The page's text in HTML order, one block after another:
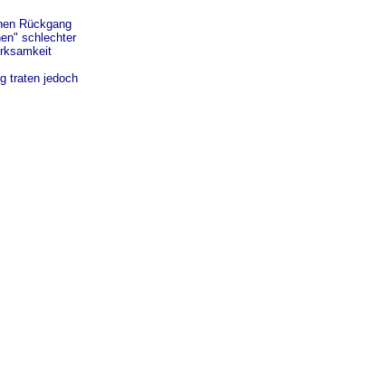
Rückgang
schlechter
traten jedoch